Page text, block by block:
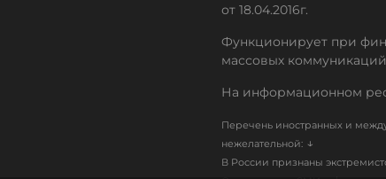
от 18.04.2016г.
Функционирует при
массовых
На информационном
Перечень иностранных и
нежелательной: ↓
В России признаны